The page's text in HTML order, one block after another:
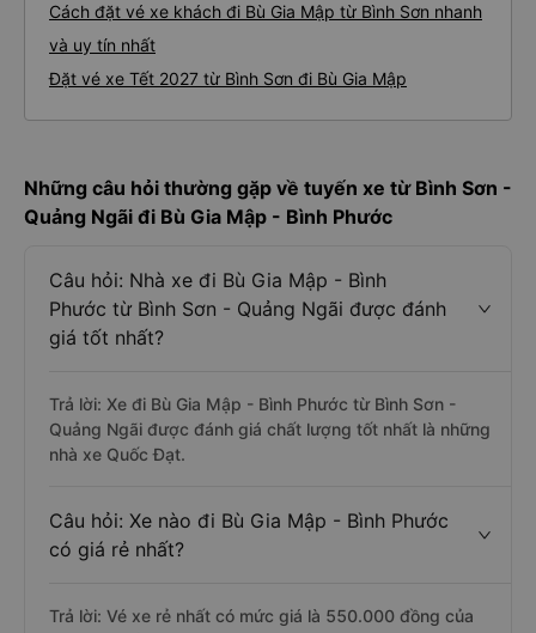
Cách đặt vé xe khách đi Bù Gia Mập từ Bình Sơn nhanh
và uy tín nhất
Đặt vé xe Tết 2027 từ Bình Sơn đi Bù Gia Mập
Những câu hỏi thường gặp về tuyến xe từ Bình Sơn -
Quảng Ngãi đi Bù Gia Mập - Bình Phước
Câu hỏi: Nhà xe đi Bù Gia Mập - Bình
Phước từ Bình Sơn - Quảng Ngãi được đánh
giá tốt nhất?
Trả lời: Xe đi Bù Gia Mập - Bình Phước từ Bình Sơn -
Quảng Ngãi được đánh giá chất lượng tốt nhất là những
nhà xe Quốc Đạt.
Câu hỏi: Xe nào đi Bù Gia Mập - Bình Phước
có giá rẻ nhất?
Trả lời: Vé xe rẻ nhất có mức giá là 550.000 đồng của